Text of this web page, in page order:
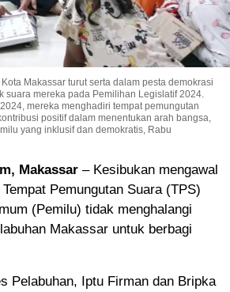
Makassar turut serta dalam pesta demokrasi
suara mereka pada Pemilihan Legislatif 2024.
mereka menghadiri tempat pemungutan
positif dalam menentukan arah bangsa,
yang inklusif dan demokratis, Rabu
Makassar – Kesibukan mengawal
Pemungutan Suara (TPS)
(Pemilu) tidak menghalangi
Makassar untuk berbagi
Pelabuhan, Iptu Firman dan Bripka